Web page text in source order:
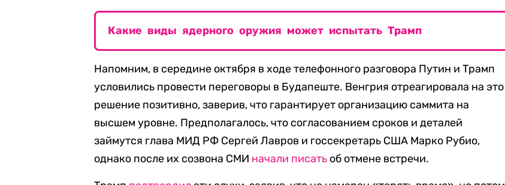
Какие виды ядерного оружия может испытать Трамп
Напомним, в середине октября в ходе телефонного разговора Путин и Трамп
условились провести переговоры в Будапеште. Венгрия отреагировала на это
решение позитивно, заверив, что гарантирует организацию саммита на
высшем уровне. Предполагалось, что согласованием сроков и деталей
займутся глава МИД РФ Сергей Лавров и госсекретарь США Марко Рубио,
однако после их созвона СМИ начали писать об отмене встречи.